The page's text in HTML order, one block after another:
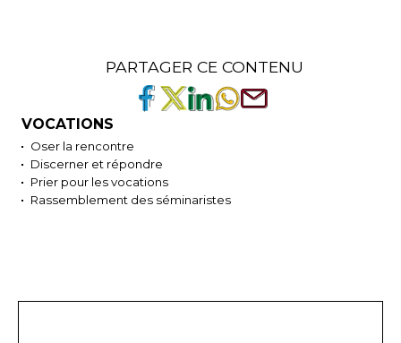
PARTAGER CE CONTENU
VOCATIONS
Oser la rencontre
Discerner et répondre
Prier pour les vocations
Rassemblement des séminaristes